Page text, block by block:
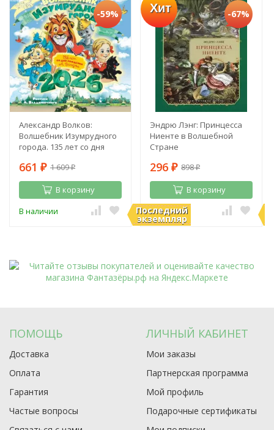
-59%
Александр Волков:
Волшебник Изумрудного
города. 135 лет со дня
661 ₽ 1 609₽
В корзину
В наличии
Хит
Последний
экземпляр
-67%
Эндрю Лэнг: Принцесса
Ниенте в Волшебной
Стране
296 ₽ 898₽
В корзину
В наличии
ПОМОЩЬ
Доставка
Оплата
Гарантия
Частые вопросы
ЛИЧНЫЙ КАБИНЕТ
Мои заказы
Партнерская программа
Мой профиль
Подарочные сертификаты